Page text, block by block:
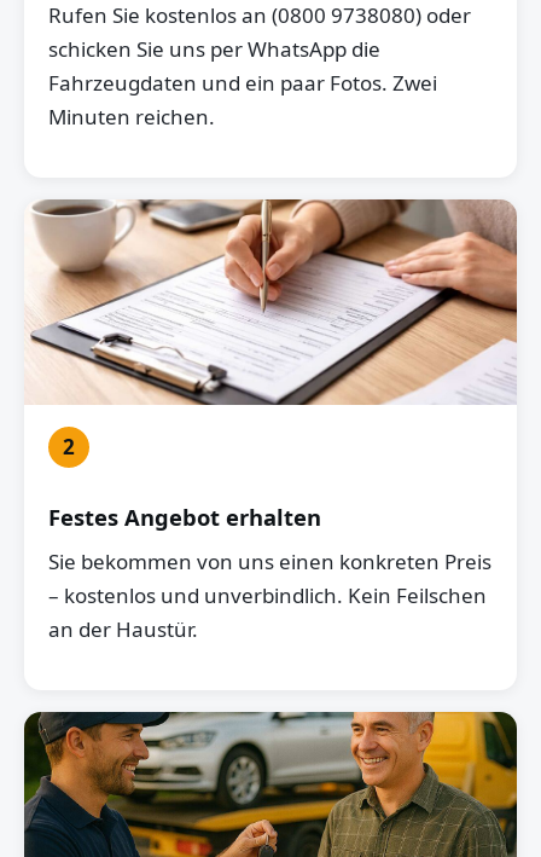
Rufen Sie kostenlos an (0800 9738080) oder
schicken Sie uns per WhatsApp die
Fahrzeugdaten und ein paar Fotos. Zwei
Minuten reichen.
2
Festes Angebot erhalten
Sie bekommen von uns einen konkreten Preis
– kostenlos und unverbindlich. Kein Feilschen
an der Haustür.